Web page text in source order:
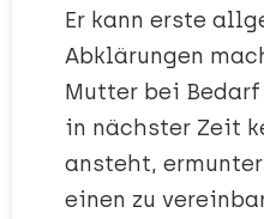
Er kann erste
Abklärungen
Mutter bei
in nächster Zeit
ansteht,
einen zu